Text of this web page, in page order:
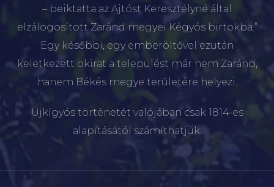
– beiktatta az Ajtóst Keresztélyné által
elzálogosított Zaránd megyei Kégyós birtokba.”
Egy későbbi, egy emberöltővel ezután
keletkezett okirat a települést már nem Zaránd,
hanem Békés megye területére helyezi.
Újkígyós történetét valójában csak 1814-es
alapításától számíthatjuk.